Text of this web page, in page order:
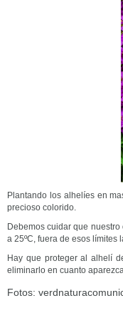
Plantando los alhelíes en
precioso colorido.
Debemos cuidar que
a 25ºC, fuera de esos límites
Hay que proteger al alhelí
eliminarlo en cuanto
Fotos: